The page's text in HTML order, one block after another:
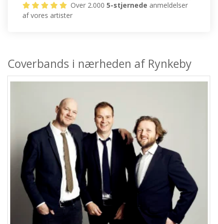
Over 2.0005-stjernede anmeldelser
af vores artister
Coverbands i nærheden af Rynkeby